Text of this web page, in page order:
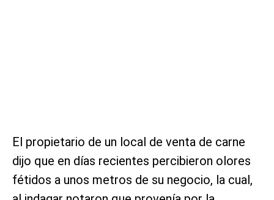
El propietario de un local de venta de carne
dijo que en días recientes percibieron olores
fétidos a unos metros de su negocio, la cual,